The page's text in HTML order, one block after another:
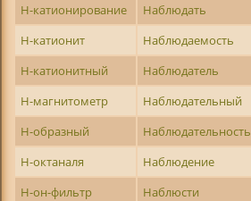
Н-катионирование
Наблюдать
Н-катионит
Наблюдаемость
Н-катионитный
Наблюдатель
Н-магнитометр
Наблюдательный
Н-образный
Наблюдательность
Н-октаналя
Наблюдение
Н-он-фильтр
Наблюсти